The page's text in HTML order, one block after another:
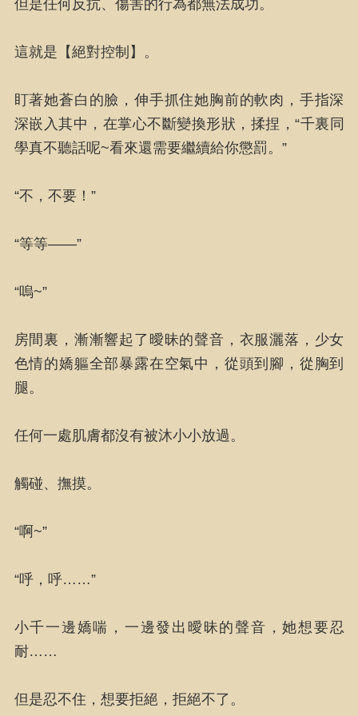
但是任何反抗、傷害的行為都無法成功。
這就是【絕對控制】。
盯著她蒼白的臉，伸手抓住她胸前的軟肉，手指深
深嵌入其中，在掌心不斷變換形狀，揉捏，“千裏同
學真不聽話呢~看來還需要繼續給你懲罰。”
“不，不要！”
“等等——”
“嗚~”
房間裏，漸漸響起了曖昧的聲音，衣服灑落，少女
色情的嬌軀全部暴露在空氣中，從頭到腳，從胸到
腿。
任何一處肌膚都沒有被沐小小放過。
觸碰、撫摸。
“啊~”
“呼，呼……”
小千一邊嬌喘，一邊發出曖昧的聲音，她想要忍
耐……
但是忍不住，想要拒絕，拒絕不了。